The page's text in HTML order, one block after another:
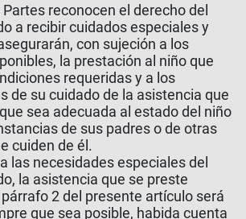
reconocen el derecho del
a recibir cuidados especiales y
con sujeción a los
la prestación al niño que
requeridas y a los
de su cuidado de la asistencia que
sea adecuada al estado del niño
de sus padres o de otras
cuiden de él.
las necesidades especiales del
la asistencia que se preste
2 del presente artículo será
que sea posible, habida cuenta